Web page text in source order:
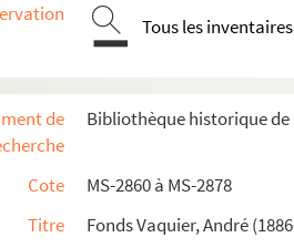
Tous les inventaires
de
Bibliothèque historique de
Cote
MS-2860 à MS-2878
Titre
Fonds Vaquier, André
et cours
de l'École des chartes (suite)